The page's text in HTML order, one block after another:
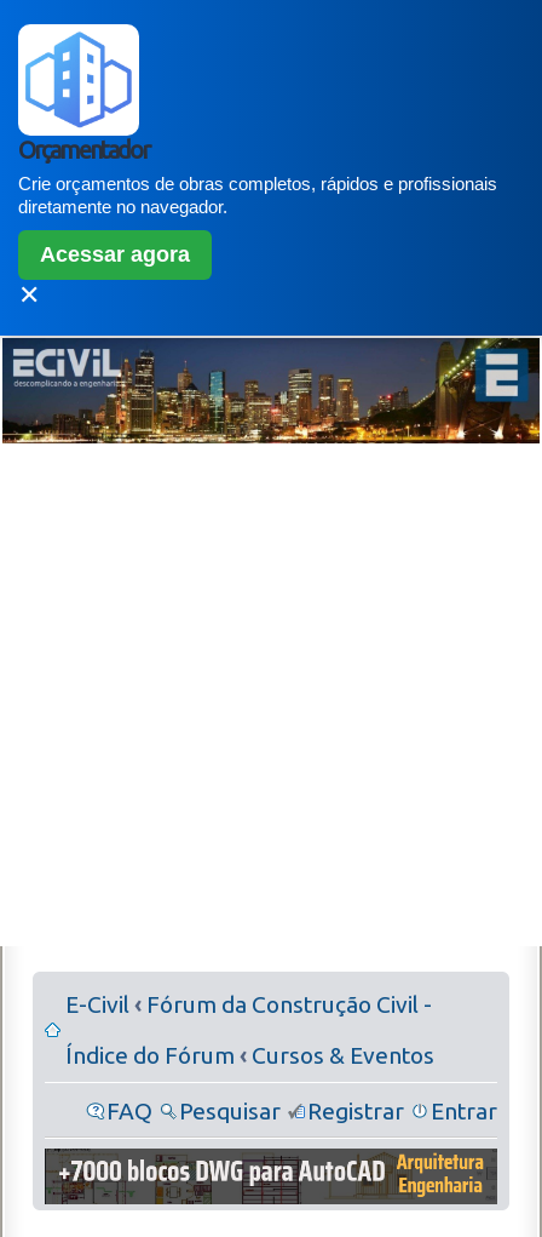
Orçamentador
Crie orçamentos de obras completos, rápidos e profissionais
diretamente no navegador.
Acessar agora
✕
E-Civil‹ Fórum da Construção Civil -
Índice do Fórum ‹ Cursos & Eventos
FAQ Pesquisar Registrar Entrar